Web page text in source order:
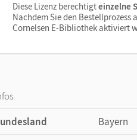
Diese Lizenz berechtigteinzelne
Nachdem Sie den Bestellprozess
Cornelsen E-Bibliothek aktiviert
Bayern